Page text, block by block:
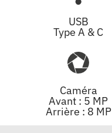
USB
Type A & C
Caméra
Avant : 5 MP
Arrière : 8 MP